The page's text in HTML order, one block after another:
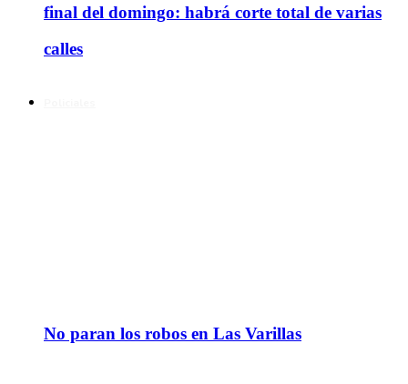
final del domingo: habrá corte total de varias
calles
No paran los robos en Las Varillas